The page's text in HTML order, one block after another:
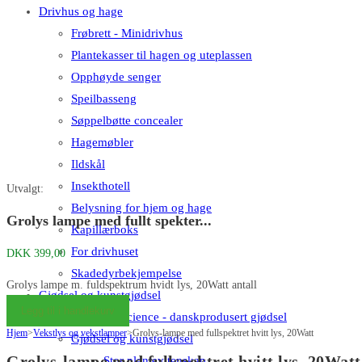
Drivhus og hage
Frøbrett - Minidrivhus
Plantekasser til hagen og uteplassen
Opphøyde senger
Speilbasseng
Søppelbøtte concealer
Hagemøbler
Ildskål
Insekthotell
Belysning for hjem og hage
Kapillærboks
For drivhuset
Skadedyrbekjempelse
Gjødsel og kunstgjødsel
Big Plant Science - danskprodusert gjødsel
Gjødsel og kunstgjødsel
Utvalgt:
Grolys lampe med fullt spekter...
DKK 399,00
Grolys lampe m. fuldspektrum hvidt lys, 20Watt antall
Legg til i handlekurv
Hjem>Vekstlys og vekstlamper>Grolys-lampe med fullspektret hvitt lys, 20Watt